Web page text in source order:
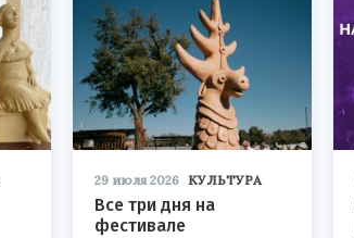
29 июля 2026 КУЛЬТУРА
Все три дня на
фестивале